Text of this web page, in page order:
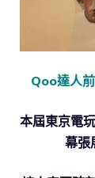
Qoo達人
本屆東京電
幕張